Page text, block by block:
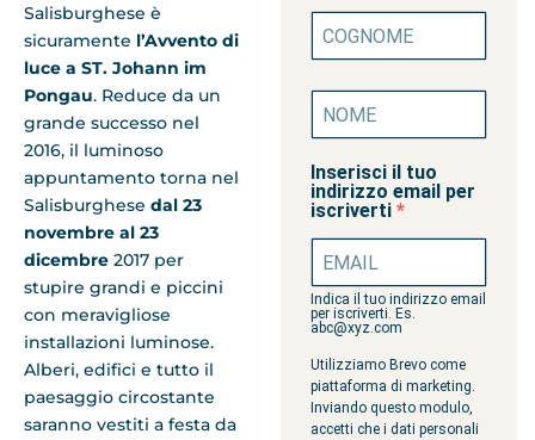
Salisburghese è
sicuramente l’Avvento di
luce a ST. Johann im
Pongau. Reduce da un
grande successo nel
2016, il luminoso
appuntamento torna nel
Salisburghese dal 23
novembre al 23
dicembre 2017 per
stupire grandi e piccini
con meravigliose
installazioni luminose.
Alberi, edifici e tutto il
paesaggio circostante
saranno vestiti a festa da
Inserisci il tuo
indirizzo email per
iscriverti
Indica il tuo indirizzo email
per iscriverti. Es.
abc@xyz.com
Utilizziamo Brevo come
piattaforma di marketing.
Inviando questo modulo,
accetti che i dati personali